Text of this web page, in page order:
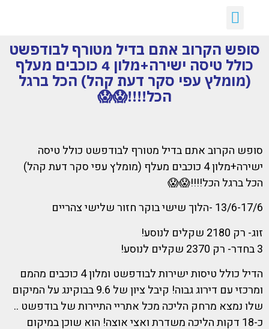
סופש הקרוב אתם בדיל מטורף לבודפשט
כולל טיסה ישירה+מלון 4 כוכבים מעלף
(מומלץ עפי סקר דעת קהל) הכל ברגל
הכל!!!!😱😱
סופש הקרוב אתם בדיל מטורף לבודפשט כולל טיסה
ישירה+מלון 4 כוכבים מעלף (מומלץ עפי סקר דעת קהל)
הכל ברגל הכל!!!!😱😱
13/6-17/6 -הלוך שישי בוקר חזור שלישי צהריים
זוג- רק 2180 שקלים לנוסע!
3 בחדר- רק 2370 שקלים לנוסע!
הדיל כולל טיסות ישירות לבודפשט ומלון 4 כוכבים מהמם
ומרכזי עם דירוג גבוה! קיבל ציון של 9.6 בבוקינג על המיקום
שלו נמצא מרחק הליכה מכל אתריי התיירות של בודפשט ..
כ-18 דקות הליכה משדרת ואצי אוצה! הוא שוכן במיקום